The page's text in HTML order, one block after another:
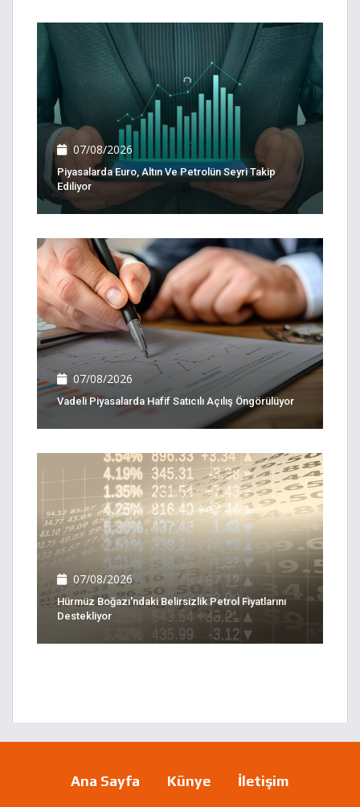
07/08/2026
Piyasalarda Euro, Altın Ve Petrolün Seyri Takip
Ediliyor
07/08/2026
Vadeli Piyasalarda Hafif Satıcılı Açılış Öngörülüyor
07/08/2026
Hürmüz Boğazı'ndaki Belirsizlik Petrol Fiyatlarını
Destekliyor
Ana Sayfa Künye İletişim